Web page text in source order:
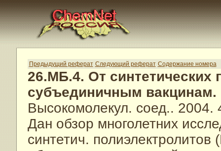
Предыдущий реферат Следующий реферат Содержание номера
26.МБ.4. От синтетических
субъединичным вакцинам.
Высокомолекул. соед.. 2004.
Дан обзор многолетних
синтетич.